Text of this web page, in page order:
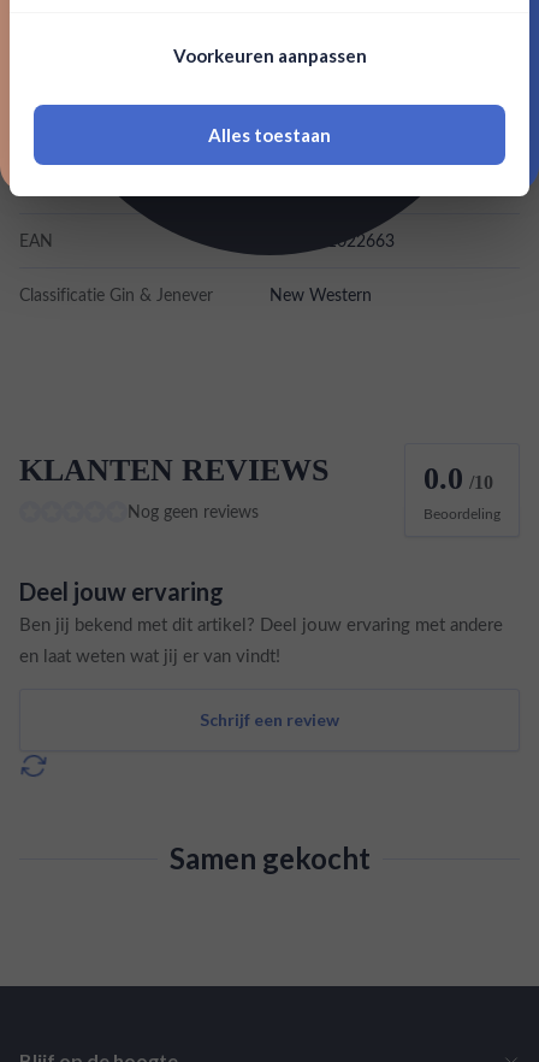
18 jaar of ouder zijn
1L
EAN 5000291022663
Classificatie Gin & Jenever New Western
KLANTEN REVIEWS
Nog geen reviews
0.0 /10
Beoordeling
Deel jouw ervaring
Ben jij bekend met dit artikel? Deel jouw ervaring met andere
en laat weten wat jij er van vindt!
Schrijf een review
Samen gekocht
Voorkeuren aanpassen
Alles toestaan